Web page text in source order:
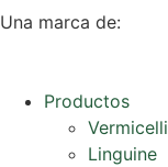
Una marca de:
Productos
Vermicelli
Linguine